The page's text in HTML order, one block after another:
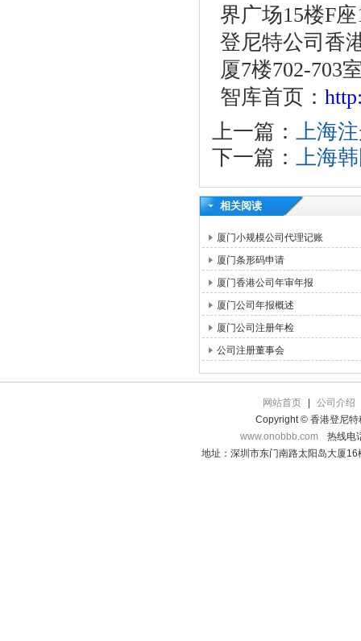
界广场15楼F
登尼特公司香
厦7楼702-703
智库首页：
上一篇： 上海
下一篇： 上海
相关阅读
厦门小规模公司代理记账
厦门条形码申请
厦门香港公司年审年报
厦门公司年报概述
厦门公司注册年检
公司注册董事会
网站首页
公司介绍
Copyright © 香港登尼特
www.onobbb.com
热线电
地址：深圳市东门南路太阳岛大厦